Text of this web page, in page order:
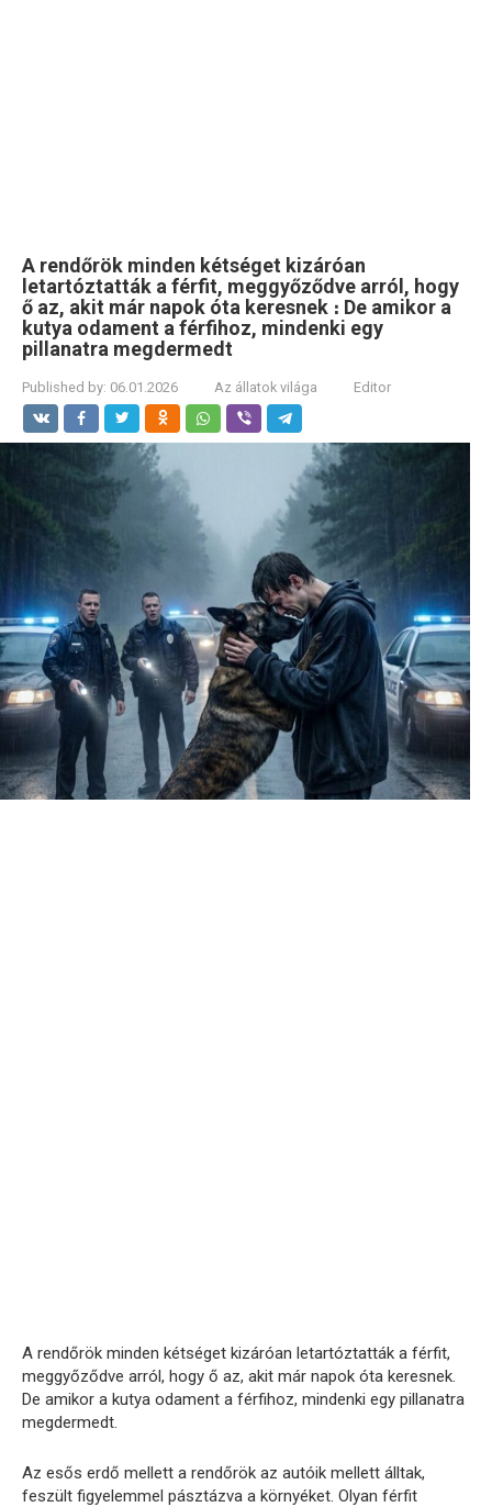
A rendőrök minden kétséget kizáróan
letartóztatták a férfit, meggyőződve arról, hogy
ő az, akit már napok óta keresnek ։ De amikor a
kutya odament a férfihoz, mindenki egy
pillanatra megdermedt
Published by: 06.01.2026 Az állatok világa Editor
A rendőrök minden kétséget kizáróan letartóztatták a férfit,
meggyőződve arról, hogy ő az, akit már napok óta keresnek.
De amikor a kutya odament a férfihoz, mindenki egy pillanatra
megdermedt.
Az esős erdő mellett a rendőrök az autóik mellett álltak,
feszült figyelemmel pásztázva a környéket. Olyan férfit